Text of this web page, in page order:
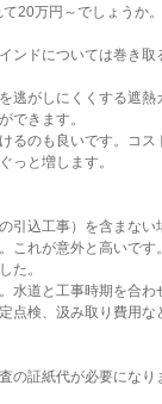
20万円～でしょうか
ンドについては巻き取
逃がしにくくする遮
できます。
のも良いです。コス
っと増します。
込工事）を含まない
これが意外と高いで
た。
道と工事時期を合わ
検、汲み取り費用な
の証紙代が必要にな